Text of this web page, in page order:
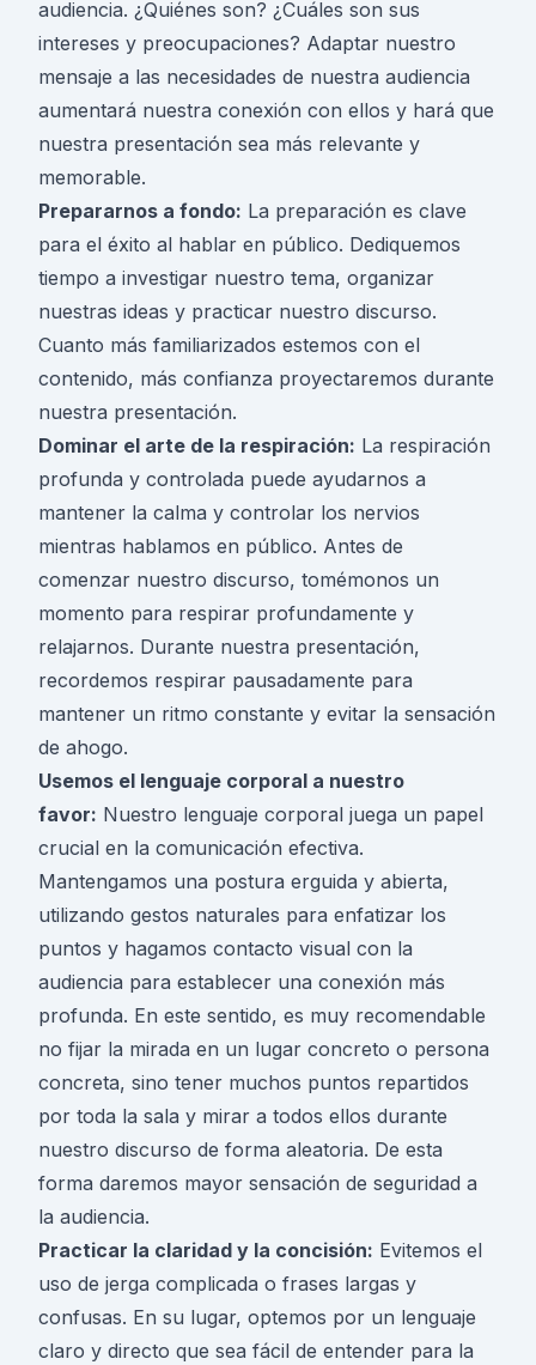
audiencia. ¿Quiénes son? ¿Cuáles son sus
intereses y preocupaciones? Adaptar nuestro
mensaje a las necesidades de nuestra audiencia
aumentará nuestra conexión con ellos y hará que
nuestra presentación sea más relevante y
memorable.
Prepararnos a fondo: La preparación es clave
para el éxito al hablar en público. Dediquemos
tiempo a investigar nuestro tema, organizar
nuestras ideas y practicar nuestro discurso.
Cuanto más familiarizados estemos con el
contenido, más confianza proyectaremos durante
nuestra presentación.
Dominar el arte de la respiración: La respiración
profunda y controlada puede ayudarnos a
mantener la calma y controlar los nervios
mientras hablamos en público. Antes de
comenzar nuestro discurso, tomémonos un
momento para respirar profundamente y
relajarnos. Durante nuestra presentación,
recordemos respirar pausadamente para
mantener un ritmo constante y evitar la sensación
de ahogo.
Usemos el lenguaje corporal a nuestro
favor: Nuestro lenguaje corporal juega un papel
crucial en la comunicación efectiva.
Mantengamos una postura erguida y abierta,
utilizando gestos naturales para enfatizar los
puntos y hagamos contacto visual con la
audiencia para establecer una conexión más
profunda. En este sentido, es muy recomendable
no fijar la mirada en un lugar concreto o persona
concreta, sino tener muchos puntos repartidos
por toda la sala y mirar a todos ellos durante
nuestro discurso de forma aleatoria. De esta
forma daremos mayor sensación de seguridad a
la audiencia.
Practicar la claridad y la concisión: Evitemos el
uso de jerga complicada o frases largas y
confusas. En su lugar, optemos por un lenguaje
claro y directo que sea fácil de entender para la